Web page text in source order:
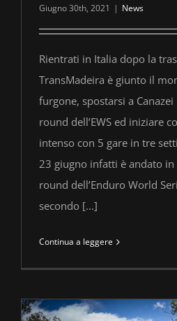
Giugno 30th, 2021 | News
Rientrati in Italia dopo la
TransMadeira è giunto il
furgone, spostarsi a
round dell’EWS ed iniziare
intenso con 5 gare in tre
23 giugno infatti è andato
round dell’Enduro World
secondo [...]
Continua a leggere